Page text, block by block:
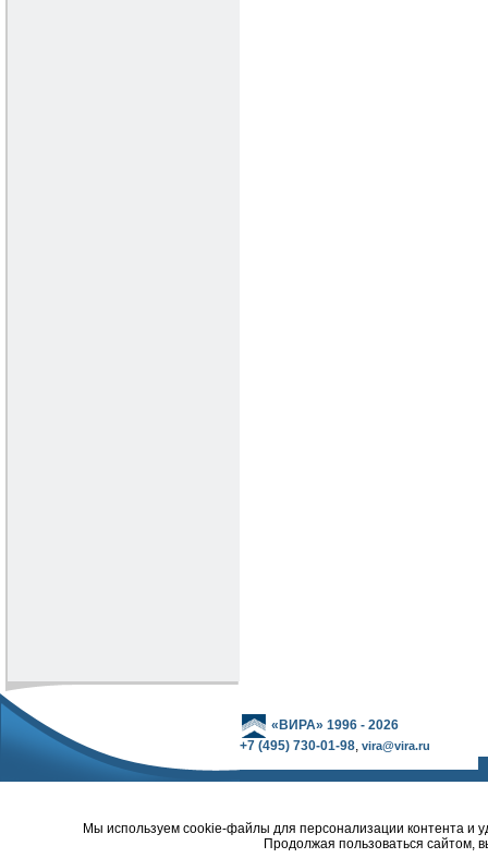
«ВИРА» 1996 - 2026
+7 (495) 730-01-98, vira@vira.ru
Мы используем cookie-файлы для персонализации контента и
Продолжая пользоваться сайтом,